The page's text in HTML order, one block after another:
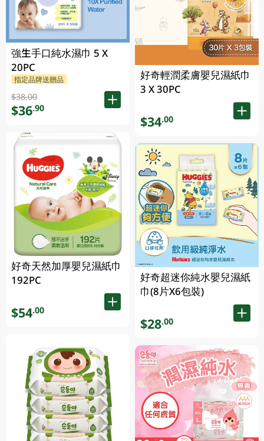
強生手口純水濕巾 5 X
20PC
指定品牌送贈品
$38.00
$36.90
好奇天然加厚嬰兒濕紙巾
192PC
$54.00
好奇輕潤柔膚嬰兒濕紙巾
3 X 30PC
$34.00
好奇超迷你純水嬰兒濕紙
巾(8片X6包裝)
$28.00